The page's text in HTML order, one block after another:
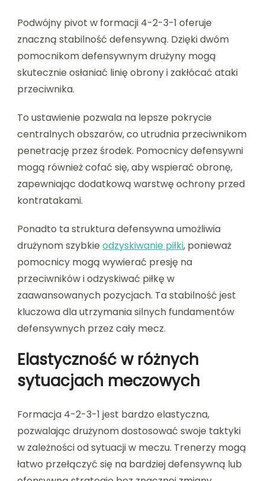
Podwójny pivot w formacji 4-2-3-1 oferuje
znaczną stabilność defensywną. Dzięki dwóm
pomocnikom defensywnym drużyny mogą
skutecznie osłaniać linię obrony i zakłócać ataki
przeciwnika.
To ustawienie pozwala na lepsze pokrycie
centralnych obszarów, co utrudnia przeciwnikom
penetrację przez środek. Pomocnicy defensywni
mogą również cofać się, aby wspierać obronę,
zapewniając dodatkową warstwę ochrony przed
kontratakami.
Ponadto ta struktura defensywna umożliwia
drużynom szybkie odzyskiwanie piłki, ponieważ
pomocnicy mogą wywierać presję na
przeciwników i odzyskiwać piłkę w
zaawansowanych pozycjach. Ta stabilność jest
kluczowa dla utrzymania silnych fundamentów
defensywnych przez cały mecz.
Elastyczność w różnych
sytuacjach meczowych
Formacja 4-2-3-1 jest bardzo elastyczna,
pozwalając drużynom dostosować swoje taktyki
w zależności od sytuacji w meczu. Trenerzy mogą
łatwo przełączyć się na bardziej defensywną lub